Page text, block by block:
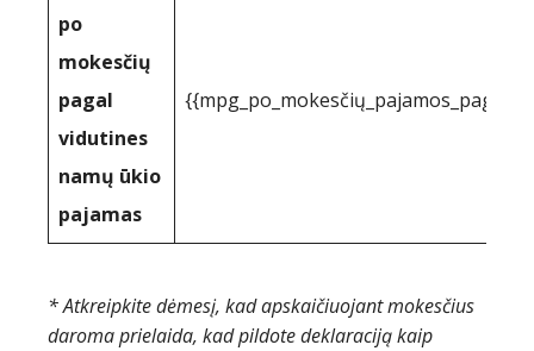
po
mokesčių
pagal
vidutines
namų ūkio
pajamas
* Atkreipkite dėmesį, kad apskaičiuojant mokesčius
daroma prielaida, kad pildote deklaraciją kaip